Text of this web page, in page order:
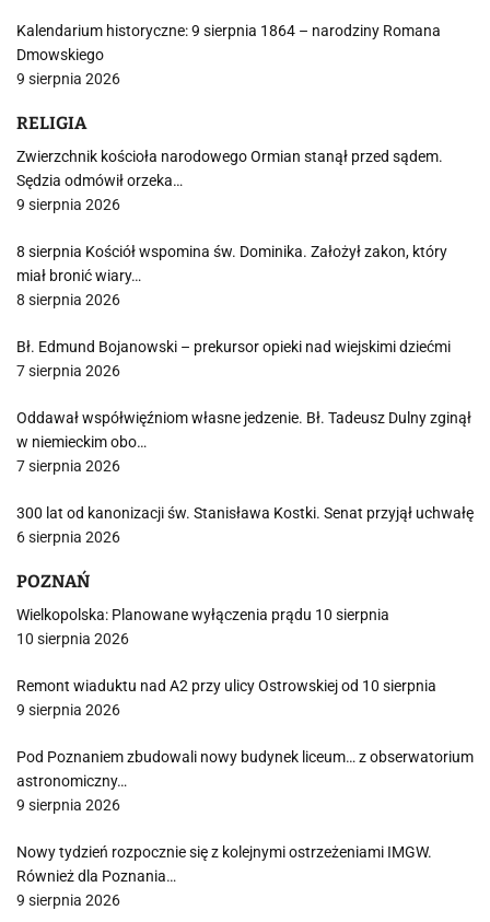
Kalendarium historyczne: 9 sierpnia 1864 – narodziny Romana
Dmowskiego
9 sierpnia 2026
RELIGIA
Zwierzchnik kościoła narodowego Ormian stanął przed sądem.
Sędzia odmówił orzeka…
9 sierpnia 2026
8 sierpnia Kościół wspomina św. Dominika. Założył zakon, który
miał bronić wiary…
8 sierpnia 2026
Bł. Edmund Bojanowski – prekursor opieki nad wiejskimi dziećmi
7 sierpnia 2026
Oddawał współwięźniom własne jedzenie. Bł. Tadeusz Dulny zginął
w niemieckim obo…
7 sierpnia 2026
300 lat od kanonizacji św. Stanisława Kostki. Senat przyjął uchwałę
6 sierpnia 2026
POZNAŃ
Wielkopolska: Planowane wyłączenia prądu 10 sierpnia
10 sierpnia 2026
Remont wiaduktu nad A2 przy ulicy Ostrowskiej od 10 sierpnia
9 sierpnia 2026
Pod Poznaniem zbudowali nowy budynek liceum… z obserwatorium
astronomiczny…
9 sierpnia 2026
Nowy tydzień rozpocznie się z kolejnymi ostrzeżeniami IMGW.
Również dla Poznania…
9 sierpnia 2026